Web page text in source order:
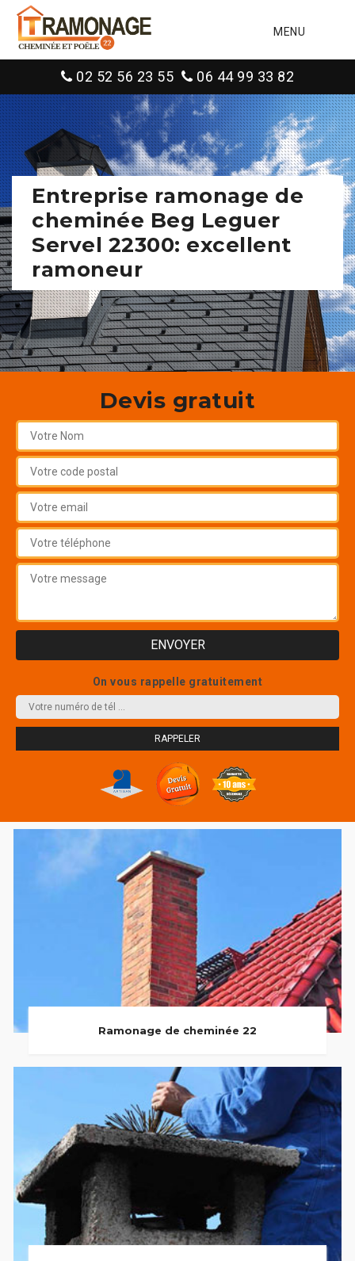
MENU
02 52 56 23 55 06 44 99 33 82
Entreprise ramonage de
cheminée Beg Leguer
Servel 22300: excellent
ramoneur
Devis gratuit
On vous rappelle gratuitement
Ramonage de cheminée 22